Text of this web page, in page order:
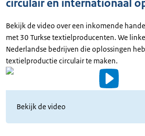
details
Bekijk de video
circulair en internationaal
Bekijk de video over een inkomende
met 30 Turkse textielproducenten. We
Nederlandse bedrijven die oplossingen
textielproductie circulair te maken.